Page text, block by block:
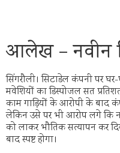
आलेख – नवीन
सिंगरौली। सिटाडेल कंपनी पर
मवेशियों का डिस्पोजल सत
काम गाड़ियों के आरोपी के बाद
लेकिन उसे पर भी आरोप लगे कि
को लाकर भौतिक सत्यापन कर
बाद स्पष्ट होगा‌।